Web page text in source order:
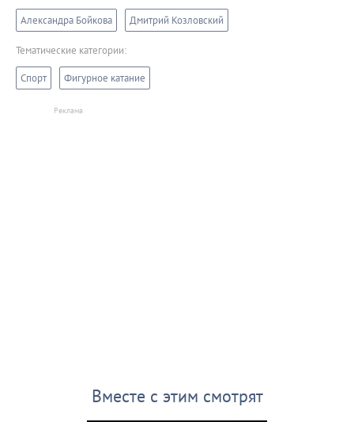
Александра Бойкова Дмитрий Козловский
Тематические категории:
Спорт Фигурное катание
Вместе с этим смотрят